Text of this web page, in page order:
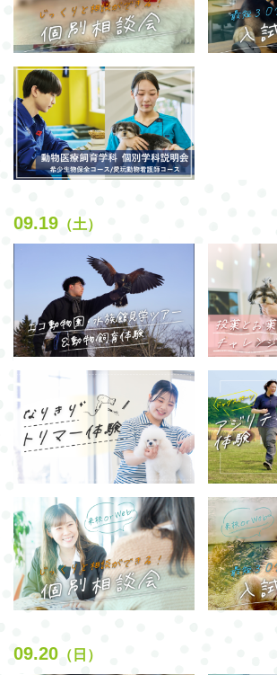
09.19 （土）
09.20 （日）